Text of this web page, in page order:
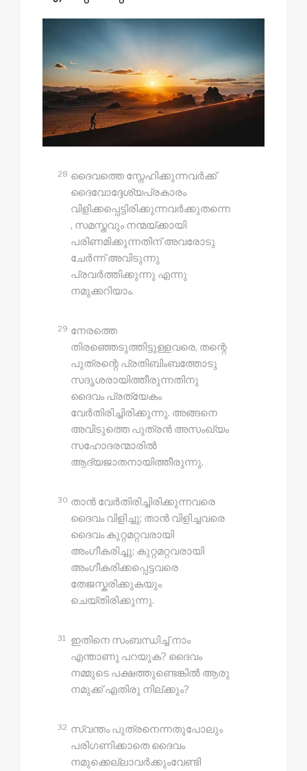
28 ദൈവത്തെ സ്നേഹിക്കുന്നവർക്ക്
ദൈവോദ്ദേശ്യപ്രകാരം
വിളിക്കപ്പെട്ടിരിക്കുന്നവർക്കുതന്നെ
, സമസ്തവും നന്മയ്‍ക്കായി
പരിണമിക്കുന്നതിന് അവരോടു
ചേർന്ന് അവിടുന്നു
പ്രവർത്തിക്കുന്നു എന്നു
നമുക്കറിയാം.
29 നേരത്തെ
തിരഞ്ഞെടുത്തിട്ടുള്ളവരെ, തന്റെ
പുത്രന്റെ പ്രതിബിംബത്തോടു
സദൃശരായിത്തീരുന്നതിനു
ദൈവം പ്രത്യേകം
വേർതിരിച്ചിരിക്കുന്നു. അങ്ങനെ
അവിടുത്തെ പുത്രൻ അസംഖ്യം
സഹോദരന്മാരിൽ
ആദ്യജാതനായിത്തീരുന്നു.
30 താൻ വേർതിരിച്ചിരിക്കുന്നവരെ
ദൈവം വിളിച്ചു; താൻ വിളിച്ചവരെ
ദൈവം കുറ്റമറ്റവരായി
അംഗീകരിച്ചു; കുറ്റമറ്റവരായി
അംഗീകരിക്കപ്പെട്ടവരെ
തേജസ്കരിക്കുകയും
ചെയ്തിരിക്കുന്നു.
31 ഇതിനെ സംബന്ധിച്ച് നാം
എന്താണു പറയുക? ദൈവം
നമ്മുടെ പക്ഷത്തുണ്ടെങ്കിൽ ആരു
നമുക്ക് എതിരു നില്‌ക്കും?
32 സ്വന്തം പുത്രനെന്നതുപോലും
പരിഗണിക്കാതെ ദൈവം
നമുക്കെല്ലാവർക്കുംവേണ്ടി